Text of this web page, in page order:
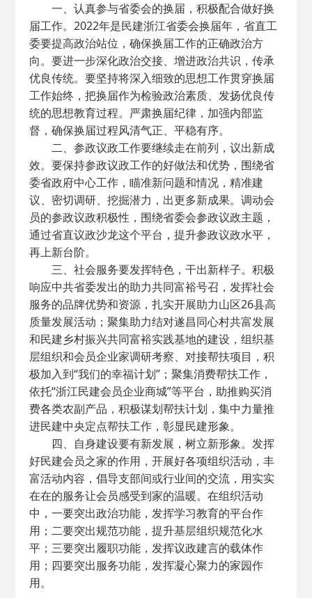
一、认真参与省委会的换届，积极配合做好换
届工作。2022年是民建浙江省委会换届年，省直工
委要提高政治站位，确保换届工作的正确政治方
向。要进一步深化政治交接、增进政治共识，传承
优良传统。要坚持将深入细致的思想工作贯穿换届
工作始终，把换届作为检验政治素质、发扬优良传
统的思想教育过程。严肃换届纪律，加强内部监
督，确保换届过程风清气正、平稳有序。
二、参政议政工作要继续走在前列，议出新成
效。要保持参政议政工作的好做法和优势，围绕省
委省政府中心工作，瞄准新问题和情况，精准建
议、密切调研、挖掘潜力，出更多新成果。调动会
员的参政议政积极性，围绕省委会参政议政主题，
通过省直议政沙龙这个平台，提升参政议政水平，
再上新台阶。
三、社会服务要发挥特色，干出新样子。积极
响应中共省委发出的助力共同富裕号召，发挥社会
服务的品牌优势和资源，扎实开展助力山区26县高
质量发展活动；聚集助力结对遂昌同心村共富发展
和民建乡村振兴共同富裕实践基地的建设，组织基
层组织和会员企业家调研考察、对接帮扶项目，积
极加入到“我们的幸福计划”；聚集消费帮扶工作，
依托“浙江民建会员企业商城”等平台，助推购买消
费各类农副产品，积极谋划帮扶计划，集中力量推
进民建中央定点帮扶工作，彰显民建形象。
四、自身建设要有新发展，树立新形象。发挥
好民建会员之家的作用，开展好各项组织活动，丰
富活动内容，倡导支部间或行业间的交流，用实实
在在的服务让会员感受到家的温暖。在组织活动
中，一要突出政治功能，发挥学习教育的平台作
用；二要突出规范功能，提升基层组织规范化水
平；三要突出履职功能，发挥议政建言的载体作
用；四要突出服务功能，发挥凝心聚力的家园作
用。